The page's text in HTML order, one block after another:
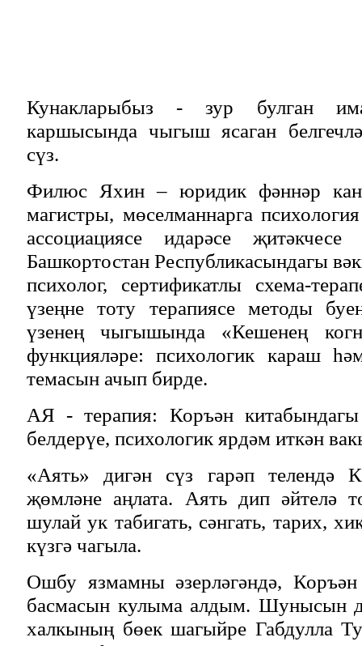
Кунакларыбыз - зур булган
каршысында чыгыш ясаган
сүз.
Филюс Яхин – юридик фәннәр
магистры, мөселманнарга
ассоциациясе идарәсе
Башкортостан Республикасындагы
психолог, сертификатлы схема-
үзеңне тоту терапиясе методы
үзенең чыгышында «Кешенең
функцияләре: психологик караш
темасын ачып бирде.
АЯ - терапия: Коръән
белдерүе, психологик ярдәм иткән
«Аять» дигән сүз гарәп телендә
җөмләне аңлата. Аять дип әйтелә
шулай ук табигать, сәнгать, тарих,
күзгә чагыла.
Ошбу язмамны әзерләгәндә,
басмасын кулыма алдым. Шунысын
халкының бөек шагыйре Габдулла